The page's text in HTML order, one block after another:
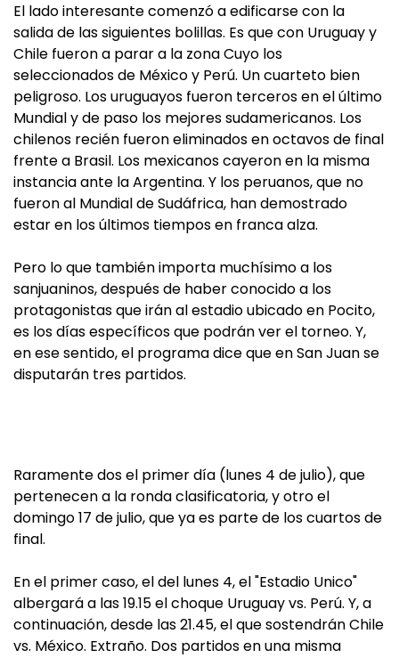
El lado interesante comenzó a edificarse con la
salida de las siguientes bolillas. Es que con Uruguay y
Chile fueron a parar a la zona Cuyo los
seleccionados de México y Perú. Un cuarteto bien
peligroso. Los uruguayos fueron terceros en el último
Mundial y de paso los mejores sudamericanos. Los
chilenos recién fueron eliminados en octavos de final
frente a Brasil. Los mexicanos cayeron en la misma
instancia ante la Argentina. Y los peruanos, que no
fueron al Mundial de Sudáfrica, han demostrado
estar en los últimos tiempos en franca alza.
Pero lo que también importa muchísimo a los
sanjuaninos, después de haber conocido a los
protagonistas que irán al estadio ubicado en Pocito,
es los días específicos que podrán ver el torneo. Y,
en ese sentido, el programa dice que en San Juan se
disputarán tres partidos.
Raramente dos el primer día (lunes 4 de julio), que
pertenecen a la ronda clasificatoria, y otro el
domingo 17 de julio, que ya es parte de los cuartos de
final.
En el primer caso, el del lunes 4, el "Estadio Unico"
albergará a las 19.15 el choque Uruguay vs. Perú. Y, a
continuación, desde las 21.45, el que sostendrán Chile
vs. México. Extraño. Dos partidos en una misma